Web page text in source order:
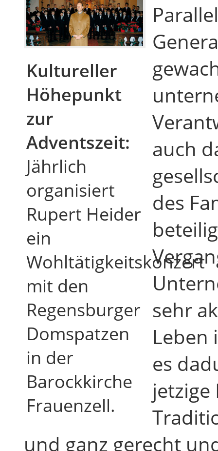
Kultureller
Höhepunkt
zur
Adventszeit:
Jährlich
organisiert
Rupert Heider
ein
Wohltätigkeitskonzert
mit den
Regensburger
Domspatzen
in der
Barockkirche
Frauenzell.
auch
des
sehr
Leben
es
und ganz gerecht